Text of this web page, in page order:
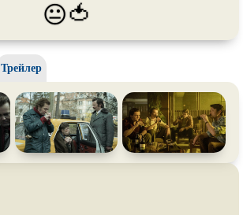
Сверхспособности
Слэшер
Чёрная комедия
В ожидании
😐🍅
Трейлер